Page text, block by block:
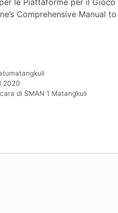
Comprehensive Manual
2020
di SMAN 1 Matangkuli